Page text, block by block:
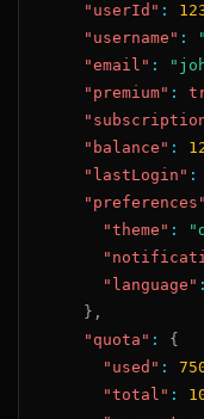
"userId" :
"username" :
"email" :
"premium" :
"balance" :
"lastLogin" :
"preferences"
"theme" :
"language" :
} ,
"quota" :
{
"used" :
"total" :